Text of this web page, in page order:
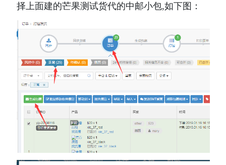
择上面建的芒果测试货代的中邮小包,如下图：